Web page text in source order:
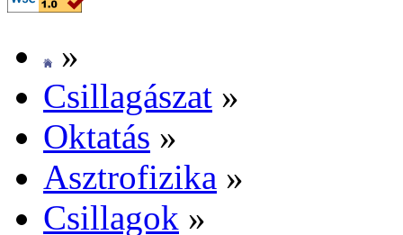
»
Csil­la­gá­szat »
Ok­ta­tás »
Aszt­ro­fi­zi­ka »
Csil­la­gok »